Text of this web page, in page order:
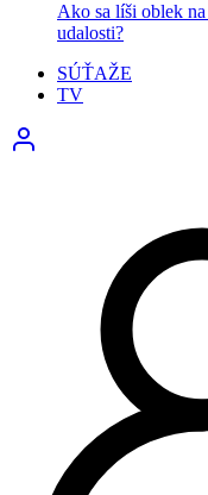
Ako sa líši oblek na
udalosti?
SÚŤAŽE
TV